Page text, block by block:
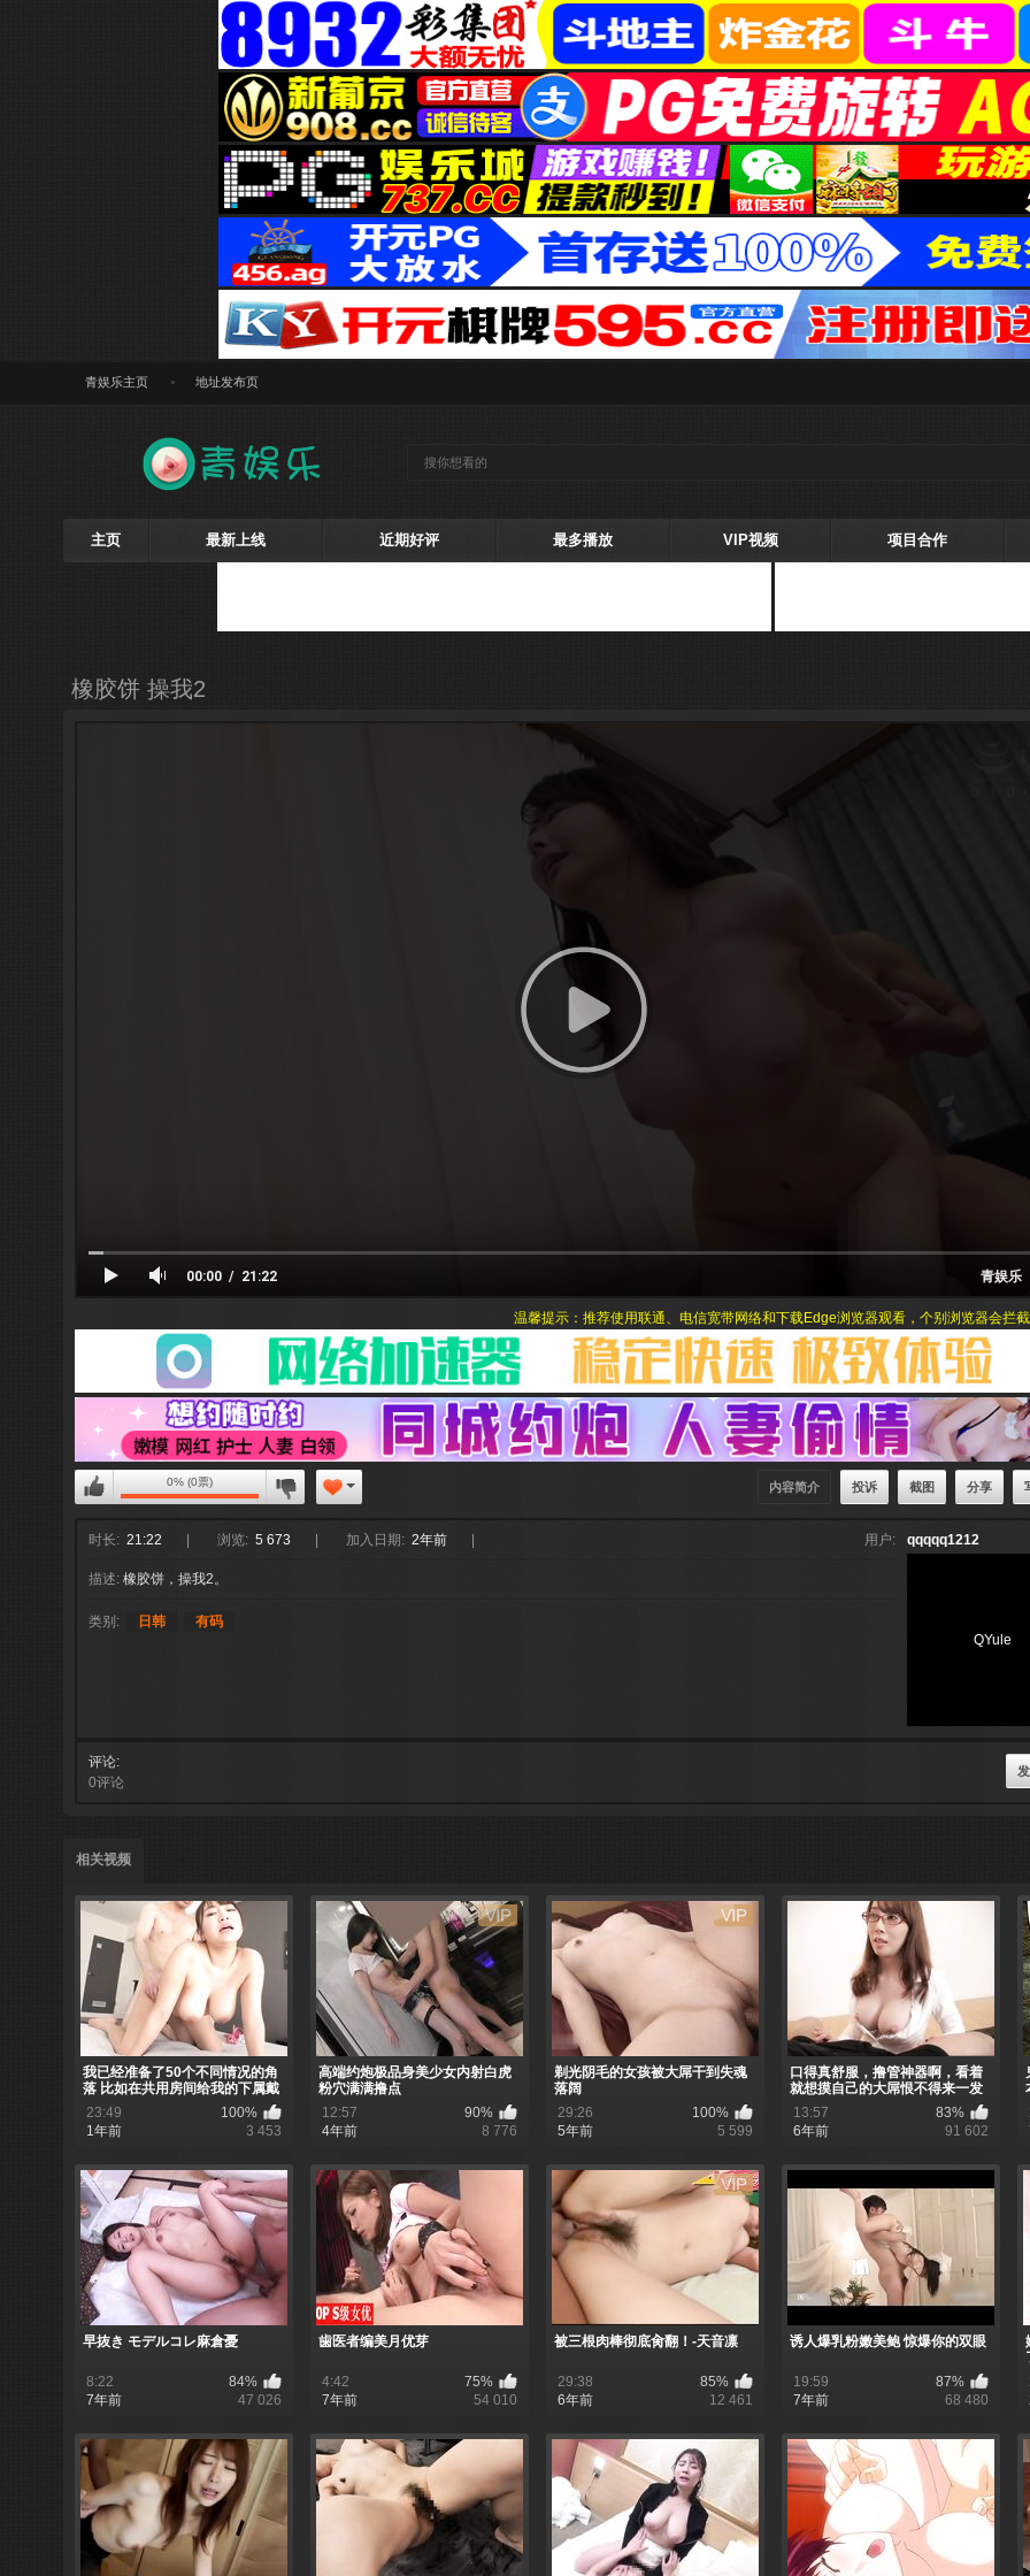
青娱乐主页 地址发布页
主页 最新上线 近期好评 最多播放 VIP视频 项目合作
橡胶饼 操我2
00:00 青娱乐
21:22
温馨提示：推荐使用联通、电信宽带网络和下载Edge浏览器观看，个别浏览器会拦截网
0% (0票) 内容简介 投诉 截图 分享
qqqqq1212
QYule
时长: 21:22 浏览: 5 673 加入日期: 2年前 用户:
描述: 橡胶饼，操我2。
类别: 日韩 有码
评论
0评论
相关视频
我已经准备了50个不同情况的角
落 比如在共用房间给我的下属戴
绿帽子
23:49
100%
1年前
3 453
高端约炮极品身美少女内射白虎
粉穴满满撸点
12:57
90%
4年前
8 776
剃光阴毛的女孩被大屌干到失魂
落阔
29:26
100%
5年前
5 599
口得真舒服，撸管神器啊，看着
就想摸自己的大屌恨不得来一发
13:57
83%
6年前
91 602
早抜き モデルコレ麻倉憂
8:22
84%
7年前
47 026
歯医者编美月优芽
4:42
75%
7年前
54 010
被三根肉棒彻底肏翻！-天音凛
29:38
85%
6年前
12 461
诱人爆乳粉嫩美鲍 惊爆你的双眼
19:59
87%
7年前
68 480